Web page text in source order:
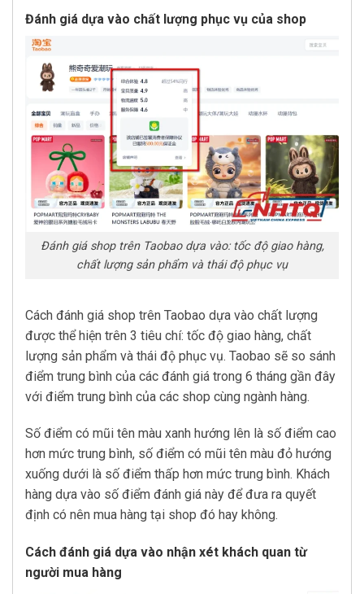
Đánh giá dựa vào chất lượng phục vụ của shop
Đánh giá shop trên Taobao dựa vào: tốc độ giao hàng,
chất lượng sản phẩm và thái độ phục vụ
Cách đánh giá shop trên Taobao dựa vào chất lượng
được thể hiện trên 3 tiêu chí: tốc độ giao hàng, chất
lượng sản phẩm và thái độ phục vụ. Taobao sẽ so sánh
điểm trung bình của các đánh giá trong 6 tháng gần đây
với điểm trung bình của các shop cùng ngành hàng.
Số điểm có mũi tên màu xanh hướng lên là số điểm cao
hơn mức trung bình, số điểm có mũi tên màu đỏ hướng
xuống dưới là số điểm thấp hơn mức trung bình. Khách
hàng dựa vào số điểm đánh giá này để đưa ra quyết
định có nên mua hàng tại shop đó hay không.
Cách đánh giá dựa vào nhận xét khách quan từ
người mua hàng